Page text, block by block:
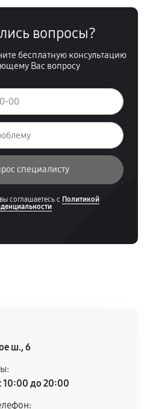
вопросы?
бесплатную консультацию
Вас вопросу
соглашаетесь с Политикой
ш., 6
10:00 до 20:00